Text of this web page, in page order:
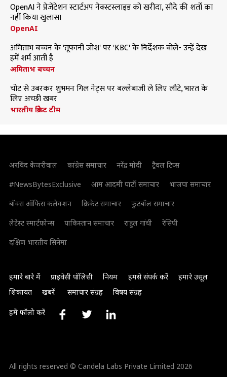
OpenAI ने प्रेजेंटेशन स्टार्टअप नेक्स्टस्लाइड को खरीदा, सौदे की शर्तों का
नहीं किया खुलासा
OpenAI
अमिताभ बच्चन के 'तूफानी जोश' पर 'KBC' के निर्देशक बोले- उन्हें देख
हमें शर्म आती है
अमिताभ बच्चन
चोट से उबरकर शुभमन गिल नेट्स पर बल्लेबाजी ले लिए लौटे, भारत के
लिए अच्छी खबर
भारतीय क्रिकेट टीम
अरविंद केजरीवाल कांग्रेस समाचार नरेंद्र मोदी
ट्रैवल टिप्स
#NewsBytesExclusive
आम आदमी पार्टी समाचार
भाजपा समाचार
बॉक्स ऑफिस कलेक्शन
क्रिकेट समाचार
फुटबॉल समाचार
लेटेस्ट स्मार्टफोन्स
पाकिस्तान समाचार राहुल गांधी
रेसिपी
दक्षिण भारतीय सिनेमा
हमारे बारे में प्राइवेसी पॉलिसी नियम हमसे संपर्क करें
हमारे उसूल
शिकायत
खबरें समाचार संग्रह विषय संग्रह
हमें फॉलो करें
All rights reserved © Candela Labs Private Limited 2026